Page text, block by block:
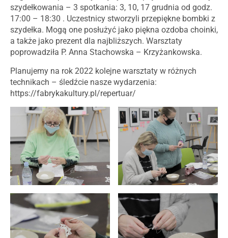
szydełkowania – 3 spotkania: 3, 10, 17 grudnia od godz.
17:00 – 18:30 . Uczestnicy stworzyli przepiękne bombki z
szydełka. Mogą one posłużyć jako piękna ozdoba choinki,
a także jako prezent dla najbliższych. Warsztaty
poprowadziła P. Anna Stachowska – Krzyżankowska.
Planujemy na rok 2022 kolejne warsztaty w różnych
technikach – śledźcie nasze wydarzenia:
https://fabrykakultury.pl/repertuar/